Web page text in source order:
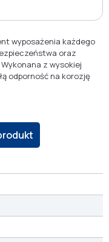
wyposażenia każdego
oraz
z wysokiej
odporność na korozję